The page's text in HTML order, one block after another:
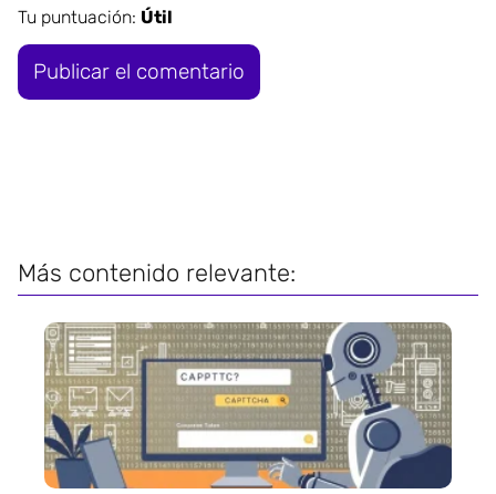
Tu puntuación: Útil
Más contenido relevante: